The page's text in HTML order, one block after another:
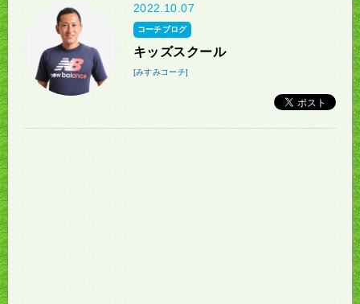
2022.10.07
コーチブログ
キッズスクール
[みすみコーチ]